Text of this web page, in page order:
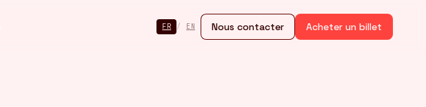
FR / EN Nous contacter Acheter un billet